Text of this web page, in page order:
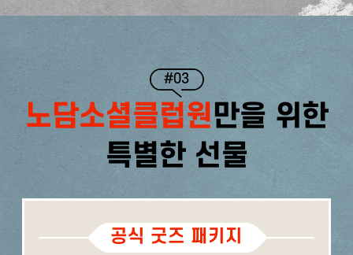
#03
노담소셜클럽원만을 위한
특별한 선물
공식 굿즈 패키지